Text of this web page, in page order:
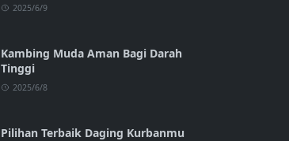
2025/6/9
Kambing Muda Aman Bagi Darah
Tinggi
2025/6/8
Pilihan Terbaik Daging Kurbanmu